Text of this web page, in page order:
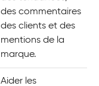
des commentaires
des clients et des
mentions de la
marque.
Aider les